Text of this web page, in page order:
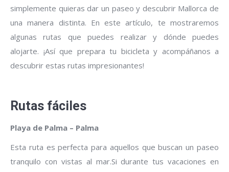
simplemente quieras dar un paseo y descubrir Mallorca de
una manera distinta. En este artículo, te mostraremos
algunas rutas que puedes realizar y dónde puedes
alojarte. ¡Así que prepara tu bicicleta y acompáñanos a
descubrir estas rutas impresionantes!
Rutas fáciles
Playa de Palma – Palma
Esta ruta es perfecta para aquellos que buscan un paseo
tranquilo con vistas al mar.Si durante tus vacaciones en